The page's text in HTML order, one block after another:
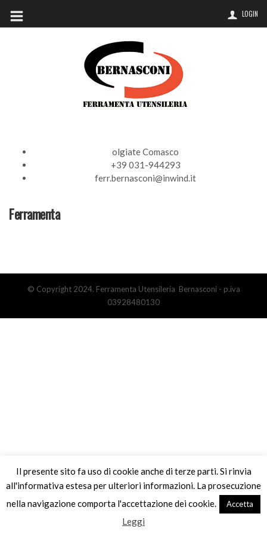
LOGIN
olgiate Comasco
+39 031-944293
ferr.bernasconi@inwind.it
Ferramenta
© Copyright 2024. Ferramenta Utensileria Bernasconi - p.iva
03928480130
Il presente sito fa uso di cookie anche di terze parti. Si rinvia
all'informativa estesa per ulteriori informazioni. La prosecuzione
nella navigazione comporta l'accettazione dei cookie.
Accetta
Leggi